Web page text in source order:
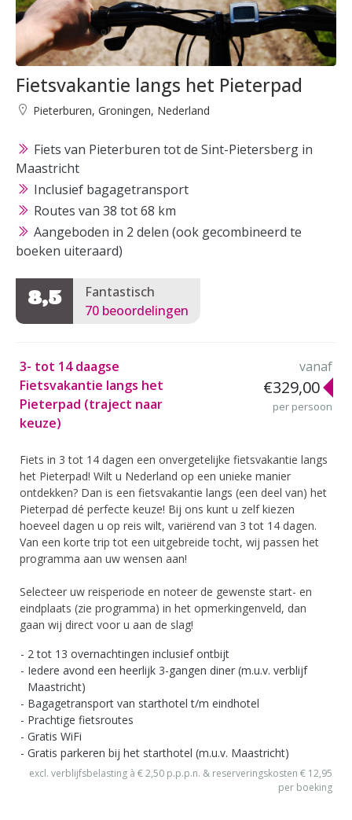
Fietsvakantie langs het Pieterpad
Pieterburen, Groningen, Nederland
Fiets van Pieterburen tot de Sint-Pietersberg in
Maastricht
Inclusief bagagetransport
Routes van 38 tot 68 km
Aangeboden in 2 delen (ook gecombineerd te
boeken uiteraard)
8,5
Fantastisch
70 beoordelingen
3- tot 14 daagse
Fietsvakantie langs het
Pieterpad (traject naar
keuze)
vanaf
€329,00
per persoon
Fiets in 3 tot 14 dagen een onvergetelijke fietsvakantie langs
het Pieterpad! Wilt u Nederland op een unieke manier
ontdekken? Dan is een fietsvakantie langs (een deel van) het
Pieterpad dé perfecte keuze! Bij ons kunt u zelf kiezen
hoeveel dagen u op reis wilt, variërend van 3 tot 14 dagen.
Van een korte trip tot een uitgebreide tocht, wij passen het
programma aan uw wensen aan!
Selecteer uw reisperiode en noteer de gewenste start- en
eindplaats (zie programma) in het opmerkingenveld, dan
gaan wij direct voor u aan de slag!
2 tot 13 overnachtingen inclusief ontbijt
Iedere avond een heerlijk 3-gangen diner (m.u.v. verblijf
Maastricht)
Bagagetransport van starthotel t/m eindhotel
Prachtige fietsroutes
Gratis WiFi
Gratis parkeren bij het starthotel (m.u.v. Maastricht)
excl. verblijfsbelasting à € 2,50 p.p.p.n. & reserveringskosten € 12,95
per boeking